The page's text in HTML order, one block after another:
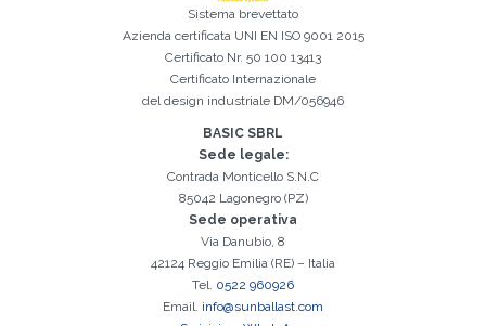
Il campo Nome è obbligatorio
Il campo Cognome è obbligatorio
Il campo Azienda è obbligatorio
Il campo Città è obbligatorio
Il campo Telefono è obbligatorio
Il campo E-mail è obbligatorio
E-mail inserita non valida
È indispensabile accettare la Privacy Policy
Iscrizione effettuata con successo. Verificare la propria casella e-
mail per procedere all'attivazione
Spiacenti, si è verificato il seguente errore:
Sistema brevettato
Azienda certificata UNI EN ISO 9001 2015
Certificato Nr. 50 100 13413
Certificato Internazionale
del design industriale DM/056946
BASIC SBRL
Sede legale:
Contrada Monticello S.N.C
85042 Lagonegro (PZ)
Sede operativa
Via Danubio, 8
42124 Reggio Emilia (RE) – Italia
Tel. 0522 960926
Email. info@sunballast.com